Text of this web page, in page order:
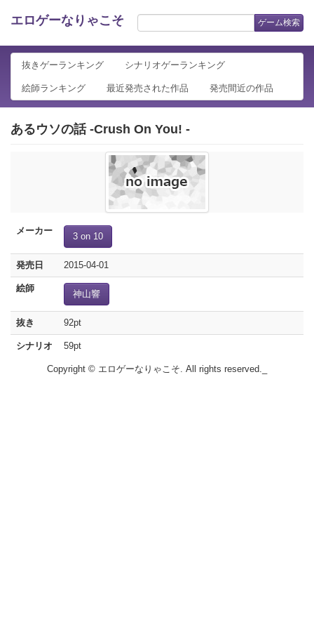
エロゲーなりゃこそ ゲーム検索
抜きゲーランキング シナリオゲーランキング
絵師ランキング 最近発売された作品 発売間近の作品
あるウソの話 -Crush On You! -
メーカー
3 on 10
発売日 2015-04-01
絵師
神山響
抜き 92pt
シナリオ 59pt
Copyright © エロゲーなりゃこそ. All rights reserved._